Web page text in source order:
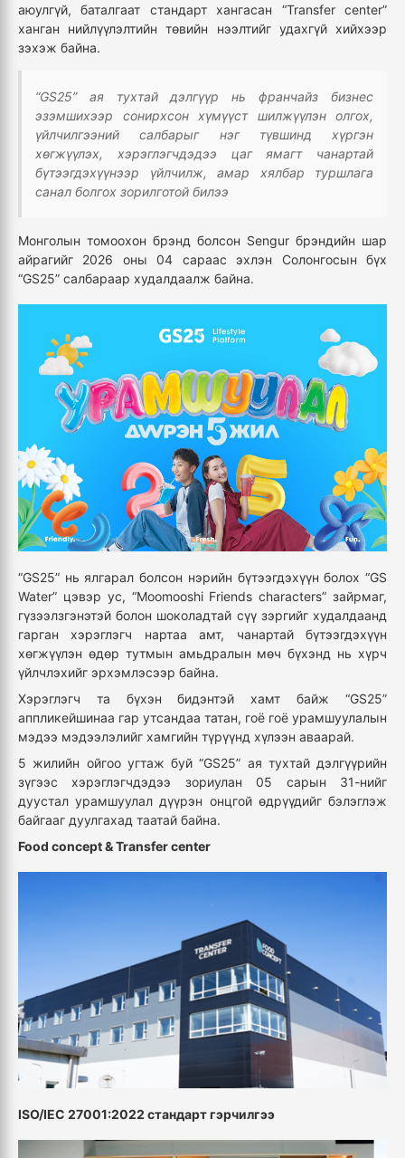
аюулгүй, баталгаат стандарт хангасан “Transfer center”
ханган нийлүүлэлтийн төвийн нээлтийг удахгүй хийхээр
зэхэж байна.
“GS25” ая тухтай дэлгүүр нь франчайз бизнес
эзэмшихээр сонирхсон хүмүүст шилжүүлэн олгох,
үйлчилгээний салбарыг нэг түвшинд хүргэн
хөгжүүлэх, хэрэглэгчдэдээ цаг ямагт чанартай
бүтээгдэхүүнээр үйлчилж, амар хялбар туршлага
санал болгох зорилготой билээ
Монголын томоохон брэнд болсон Sengur брэндийн шар
айрагийг 2026 оны 04 сараас эхлэн Солонгосын бүх
“GS25” салбараар худалдаалж байна.
“GS25” нь ялгарал болсон нэрийн бүтээгдэхүүн болох “GS
Water” цэвэр ус, “Moomooshi Friends characters” зайрмаг,
гүзээлзгэнэтэй болон шоколадтай сүү зэргийг худалдаанд
гарган хэрэглэгч нартаа амт, чанартай бүтээгдэхүүн
хөгжүүлэн өдөр тутмын амьдралын мөч бүхэнд нь хүрч
үйлчлэхийг эрхэмлэсээр байна.
Хэрэглэгч та бүхэн бидэнтэй хамт байж “GS25”
аппликейшинаа гар утсандаа татан, гоё гоё урамшуулалын
мэдээ мэдээлэлийг хамгийн түрүүнд хүлээн аваарай.
5 жилийн ойгоо угтаж буй “GS25” ая тухтай дэлгүүрийн
зүгээс хэрэглэгчдэдээ зориулан 05 сарын 31-нийг
дуустал урамшуулал дүүрэн онцгой өдрүүдийг бэлэглэж
байгааг дуулгахад таатай байна.
Food concept & Transfer center
ISO/IEC 27001:2022 стандарт гэрчилгээ